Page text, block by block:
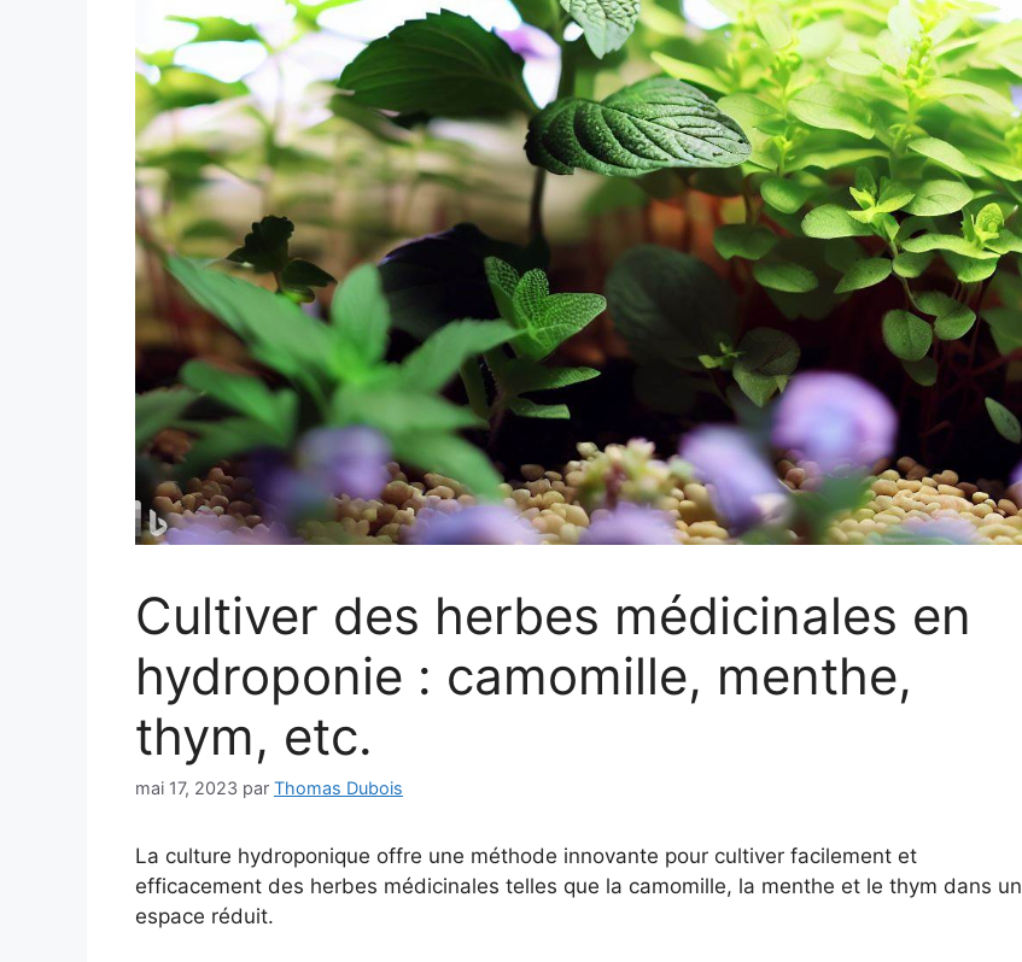
Cultiver des herbes médicinales en
hydroponie : camomille, menthe,
thym, etc.
mai 17, 2023 par Thomas Dubois
La culture hydroponique offre une méthode innovante pour cultiver facilement et
efficacement des herbes médicinales telles que la camomille, la menthe et le thym dans un
espace réduit.